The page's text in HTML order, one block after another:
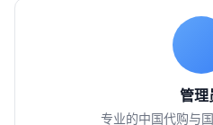
管理
专业的中国代购与